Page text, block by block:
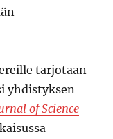
tarjotaan
yhdistyksen
of Science